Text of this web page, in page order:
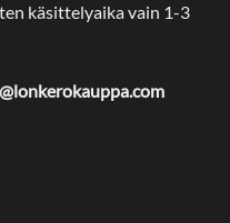
käsittelyaika vain 1-3